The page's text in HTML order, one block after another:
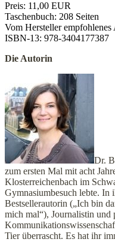
Preis: 11,00 EUR
Taschenbuch: 208 Seiten
Vom Hersteller
ISBN-13: 978-3404177387
Die Autorin
Dr.
zum ersten Mal mit acht
Klosterreichenbach im
Gymnasiumbesuch lebte. In
Bestsellerautorin („Ich bin
mich mal“), Journalistin und
Tier überrascht. Es hat ihr